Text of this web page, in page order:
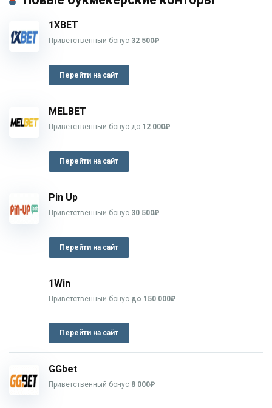
1XBET
Приветственный бонус 32 500₽
Перейти на сайт
MELBET
Приветственный бонус до 12 000₽
Перейти на сайт
Pin Up
Приветственный бонус 30 500₽
Перейти на сайт
1Win
Приветственный бонус до 150 000₽
Перейти на сайт
GGbet
Приветственный бонус 8 000₽